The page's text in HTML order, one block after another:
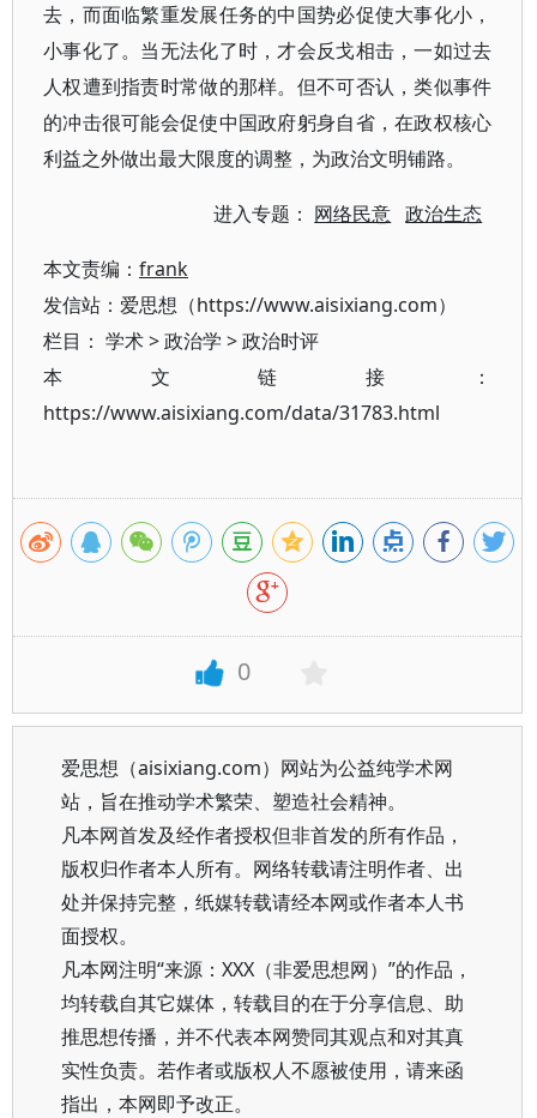
去，而面临繁重发展任务的中国势必促使大事化小，
小事化了。当无法化了时，才会反戈相击，一如过去
人权遭到指责时常做的那样。但不可否认，类似事件
的冲击很可能会促使中国政府躬身自省，在政权核心
利益之外做出最大限度的调整，为政治文明铺路。
进入专题： 网络民意 政治生态
本文责编： frank
发信站：爱思想（https://www.aisixiang.com）
栏目： 学术>政治学 >政治时评
本文链接：
https://www.aisixiang.com/data/31783.html
0
爱思想（aisixiang.com）网站为公益纯学术网
站，旨在推动学术繁荣、塑造社会精神。
凡本网首发及经作者授权但非首发的所有作品，
版权归作者本人所有。网络转载请注明作者、出
处并保持完整，纸媒转载请经本网或作者本人书
面授权。
凡本网注明“来源：XXX（非爱思想网）”的作品，
均转载自其它媒体，转载目的在于分享信息、助
推思想传播，并不代表本网赞同其观点和对其真
实性负责。若作者或版权人不愿被使用，请来函
指出，本网即予改正。